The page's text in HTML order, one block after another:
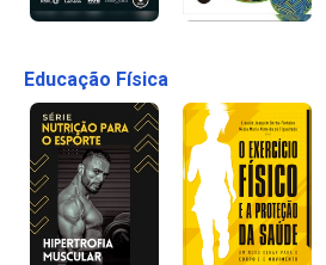
Educação Física